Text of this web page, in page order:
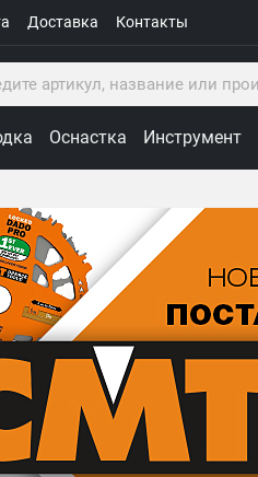
Доставка Контакты
Оснастка Инструмент
Технологии